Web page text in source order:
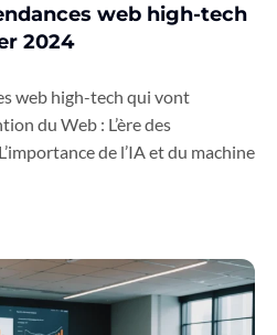
web high-tech
2024
web high-tech qui vont
du Web : L’ère des
de l’IA et du machine